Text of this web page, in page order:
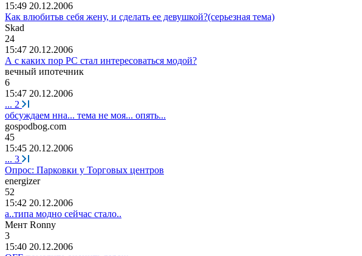
15:49 20.12.2006
Как влюбитьв себя жену, и сделать ее девушкой?(серьезная тема)
Skad
24
15:47 20.12.2006
А с каких пор РС стал интересоваться модой?
вечный ипотечник
6
15:47 20.12.2006
... 2
обсуждаем нна... тема не моя... опять...
gospodbog.com
45
15:45 20.12.2006
... 3
Опрос: Парковки у Торговых центров
еnеrgizеr
52
15:42 20.12.2006
а..типа модно сейчас стало..
Мент Ronny
3
15:40 20.12.2006